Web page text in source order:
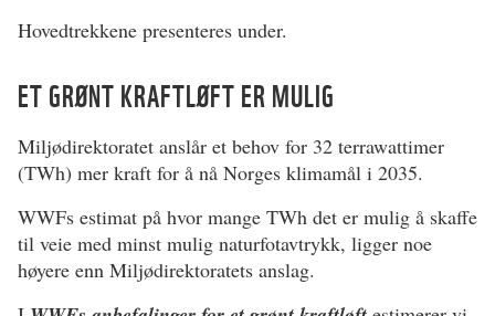
Hovedtrekkene presenteres under.
ET GRØNT KRAFTLØFT ER MULIG
Miljødirektoratet anslår et behov for 32 terrawattimer
(TWh) mer kraft for å nå Norges klimamål i 2035.
WWFs estimat på hvor mange TWh det er mulig å skaffe
til veie med minst mulig naturfotavtrykk, ligger noe
høyere enn Miljødirektoratets anslag.